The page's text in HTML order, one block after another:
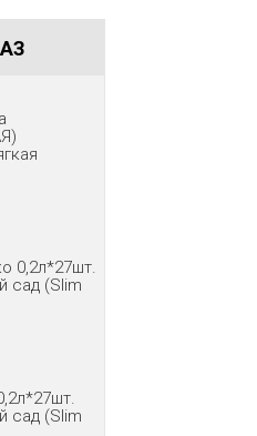
0,2л*27шт.
сад (Slim
сад (Slim